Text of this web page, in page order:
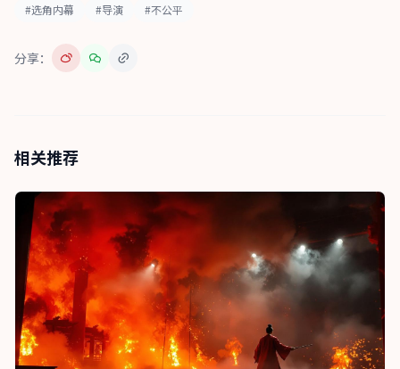
#选角内幕 #导演 #不公平
分享：
相关推荐